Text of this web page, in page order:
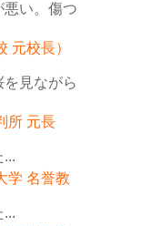
悪い。傷つ
元校長）
を見ながら
所 元長
...
学 名誉教
...